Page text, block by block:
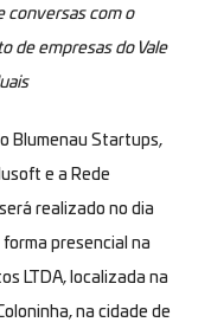
conversas com o
de empresas do Vale
Blumenau Startups,
e a Rede
realizado no dia
presencial na
LTDA, localizada na
na cidade de